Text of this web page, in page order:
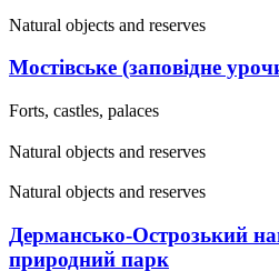
Natural objects and reserves
Мостівське (заповідне
Forts, castles, palaces
Natural objects and reserves
Natural objects and reserves
Дермансько-Острозький
природний парк